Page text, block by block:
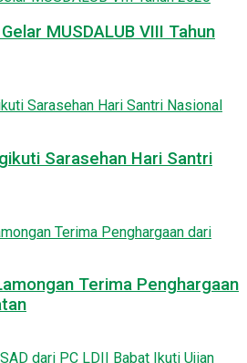
MUSDALUB VIII Tahun
Sarasehan Hari Santri
Terima Penghargaan